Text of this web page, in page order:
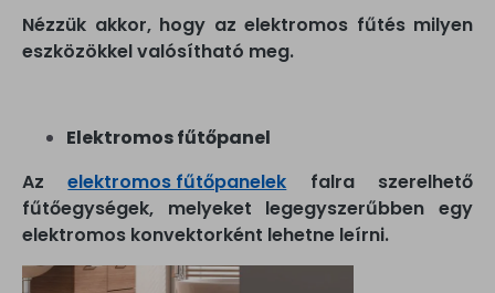
Nézzük akkor, hogy az elektromos fűtés milyen
eszközökkel valósítható meg.
Elektromos fűtőpanel
Azelektromos fűtőpanelek falra szerelhető
fűtőegységek, melyeket legegyszerűbben egy
elektromos konvektorként lehetne leírni.